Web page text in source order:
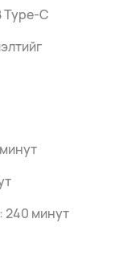
Type-C
240 минут